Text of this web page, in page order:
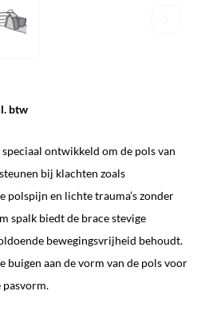
btw
ontwikkeld om de pols van
bij klachten zoals
polspijn en lichte trauma’s zonder
spalk biedt de brace stevige
bewegingsvrijheid behoudt.
buigen aan de vorm van de pols voor
pasvorm.